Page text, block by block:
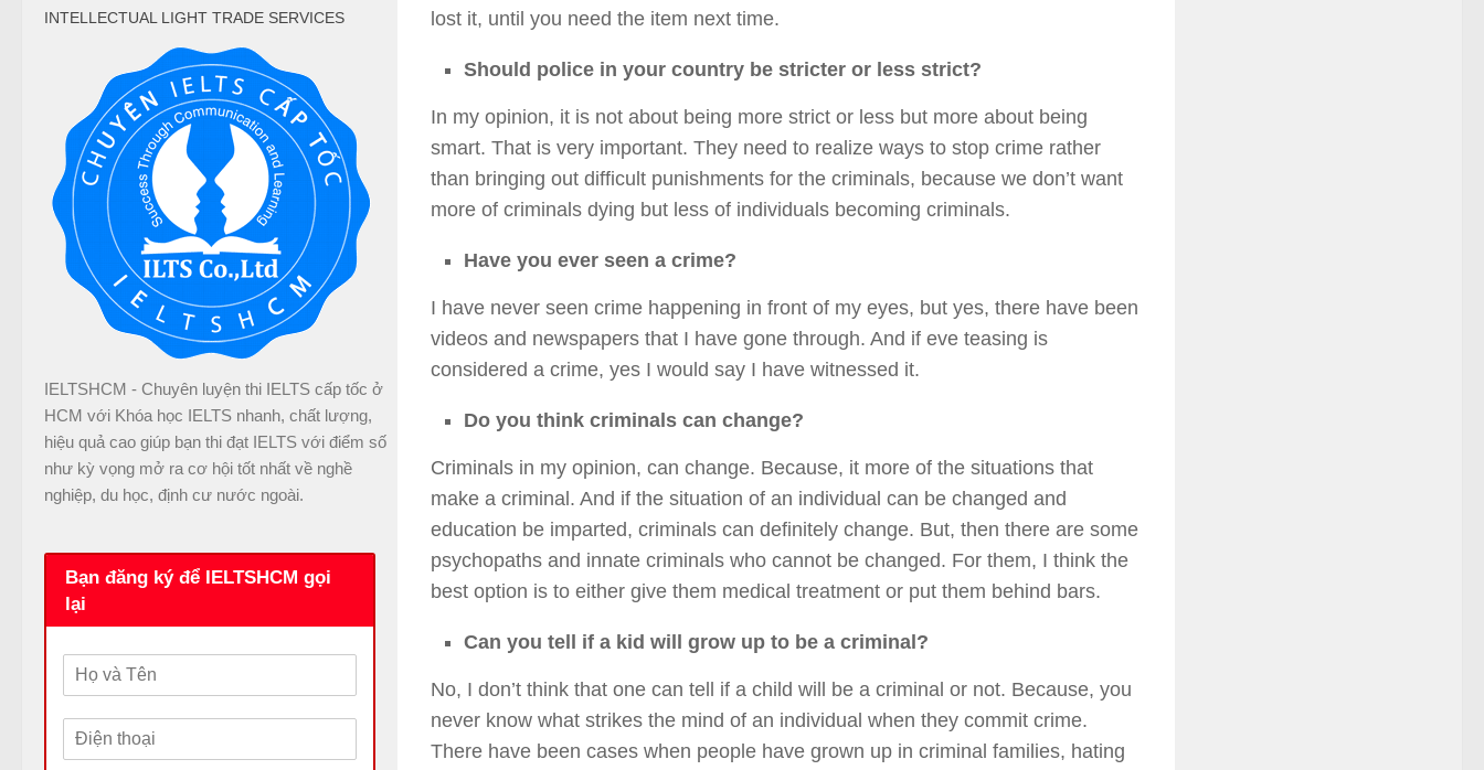
lost it, until you need the item next time.
Should police in your country be stricter or less strict?
In my opinion, it is not about being more strict or less but more about being
smart. That is very important. They need to realize ways to stop crime rather
than bringing out difficult punishments for the criminals, because we don’t want
more of criminals dying but less of individuals becoming criminals.
Have you ever seen a crime?
I have never seen crime happening in front of my eyes, but yes, there have been
videos and newspapers that I have gone through. And if eve teasing is
considered a crime, yes I would say I have witnessed it.
Do you think criminals can change?
Criminals in my opinion, can change. Because, it more of the situations that
make a criminal. And if the situation of an individual can be changed and
education be imparted, criminals can definitely change. But, then there are some
psychopaths and innate criminals who cannot be changed. For them, I think the
best option is to either give them medical treatment or put them behind bars.
Can you tell if a kid will grow up to be a criminal?
No, I don’t think that one can tell if a child will be a criminal or not. Because, you
never know what strikes the mind of an individual when they commit crime.
There have been cases when people have grown up in criminal families, hating
INTELLECTUAL LIGHT TRADE SERVICES
IELTSHCM - Chuyên luyện thi IELTS cấp tốc ở
HCM với Khóa học IELTS nhanh, chất lượng,
hiệu quả cao giúp bạn thi đạt IELTS với điểm số
như kỳ vọng mở ra cơ hội tốt nhất về nghề
nghiệp, du học, định cư nước ngoài.
Bạn đăng ký để IELTSHCM gọi
lại